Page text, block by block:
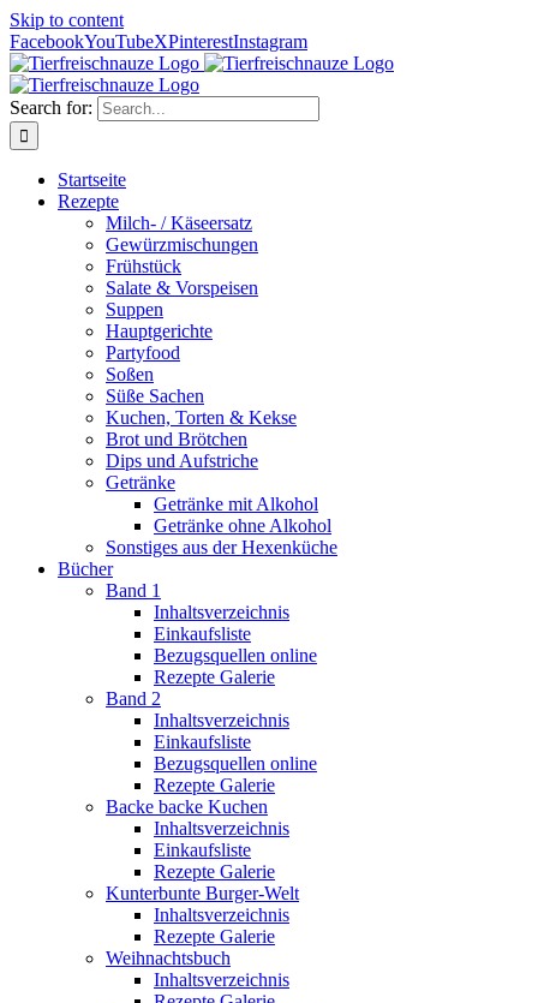
Skip to content
FacebookYouTubeXPinterestInstagram
Search for:
Startseite
Rezepte
Milch- / Käseersatz
Gewürzmischungen
Frühstück
Salate & Vorspeisen
Suppen
Hauptgerichte
Partyfood
Soßen
Süße Sachen
Kuchen, Torten & Kekse
Brot und Brötchen
Dips und Aufstriche
Getränke
Getränke mit Alkohol
Getränke ohne Alkohol
Sonstiges aus der Hexenküche
Bücher
Band 1
Inhaltsverzeichnis
Einkaufsliste
Bezugsquellen online
Rezepte Galerie
Band 2
Inhaltsverzeichnis
Einkaufsliste
Bezugsquellen online
Rezepte Galerie
Backe backe Kuchen
Inhaltsverzeichnis
Einkaufsliste
Rezepte Galerie
Kunterbunte Burger-Welt
Inhaltsverzeichnis
Rezepte Galerie
Weihnachtsbuch
Inhaltsverzeichnis